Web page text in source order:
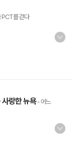
를 걷다
랑한 뉴욕- 어느